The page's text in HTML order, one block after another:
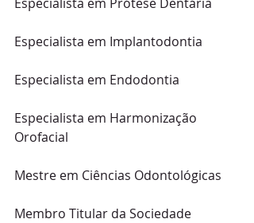
Especialista em Implantodontia
Especialista em Endodontia
Especialista em Harmonização
Orofacial
Mestre em Ciências Odontológicas
Membro Titular da Sociedade